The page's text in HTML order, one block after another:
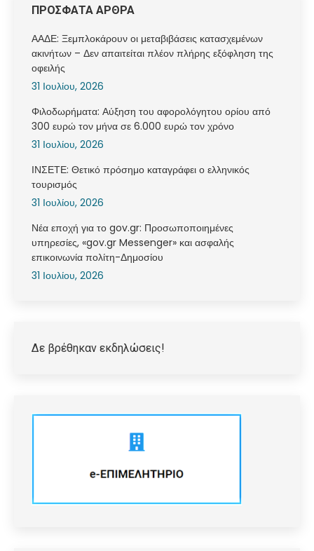
ΠΡΟΣΦΑΤΑ ΑΡΘΡΑ
ΑΑΔΕ: Ξεμπλοκάρουν οι μεταβιβάσεις κατασχεμένων
ακινήτων – Δεν απαιτείται πλέον πλήρης εξόφληση της
οφειλής
31 Ιουλίου, 2026
Φιλοδωρήματα: Αύξηση του αφορολόγητου ορίου από
300 ευρώ τον μήνα σε 6.000 ευρώ τον χρόνο
31 Ιουλίου, 2026
ΙΝΣΕΤΕ: Θετικό πρόσημο καταγράφει ο ελληνικός
τουρισμός
31 Ιουλίου, 2026
Νέα εποχή για το gov.gr: Προσωποποιημένες
υπηρεσίες, «gov.gr Messenger» και ασφαλής
επικοινωνία πολίτη-Δημοσίου
31 Ιουλίου, 2026
Δε βρέθηκαν εκδηλώσεις!